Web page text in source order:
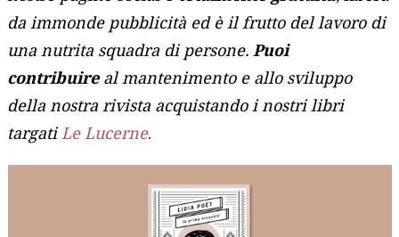
da immonde pubblicità ed è il frutto del lavoro di
una nutrita squadra di persone.Puoi
contribuire al mantenimento e allo sviluppo
della nostra rivista acquistando i nostri libri
targatiLe Lucerne.